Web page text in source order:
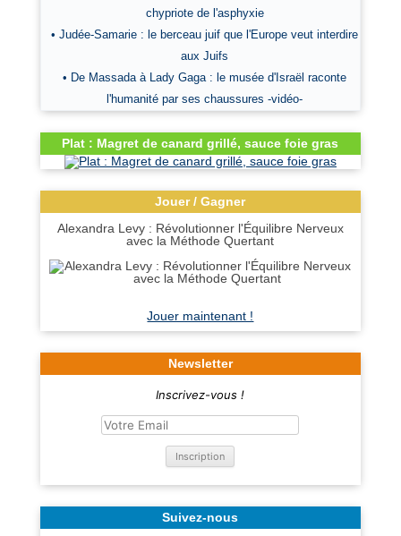
chypriote de l'asphyxie
• Judée-Samarie : le berceau juif que l'Europe veut interdire
aux Juifs
• De Massada à Lady Gaga : le musée d'Israël raconte
l'humanité par ses chaussures -vidéo-
Plat : Magret de canard grillé, sauce foie gras
Jouer / Gagner
Alexandra Levy : Révolutionner l'Équilibre Nerveux
avec la Méthode Quertant
Jouer maintenant !
Newsletter
Inscrivez-vous !
Suivez-nous